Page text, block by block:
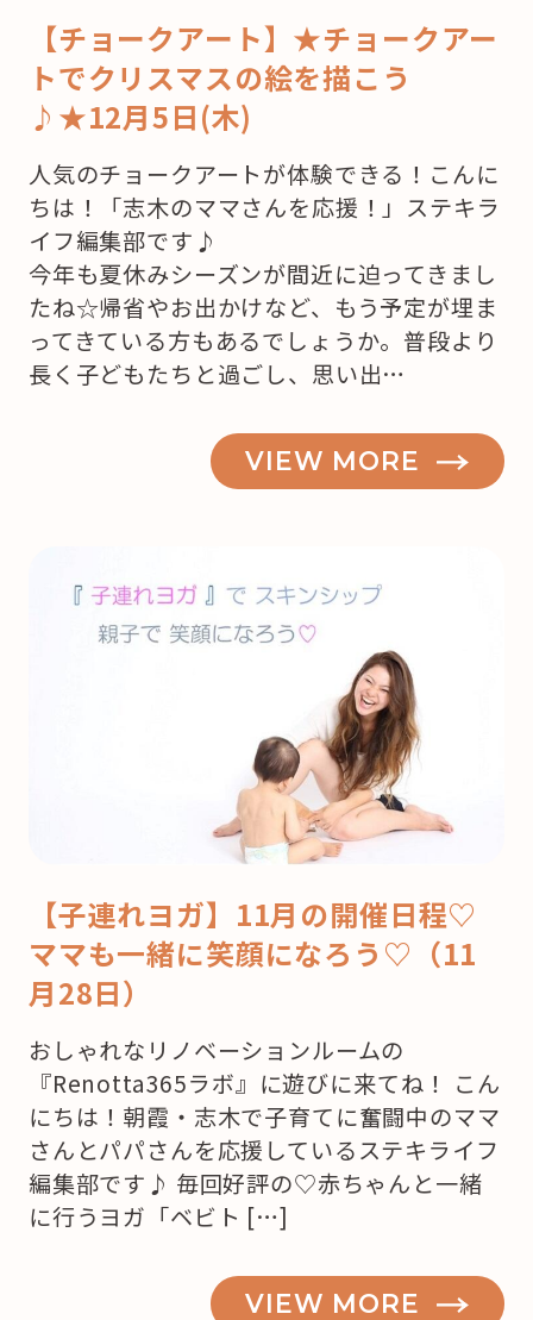
【チョークアート】★チョークアー
トでクリスマスの絵を描こう
♪★12月5日(木)
人気のチョークアートが体験できる！こんに
ちは！「志木のママさんを応援！」ステキラ
イフ編集部です♪
今年も夏休みシーズンが間近に迫ってきまし
たね☆帰省やお出かけなど、もう予定が埋ま
ってきている方もあるでしょうか。普段より
長く子どもたちと過ごし、思い出…
VIEW MORE
【子連れヨガ】11月の開催日程♡
ママも一緒に笑顔になろう♡（11
月28日）
おしゃれなリノベーションルームの
『Renotta365ラボ』に遊びに来てね！ こん
にちは！朝霞・志木で子育てに奮闘中のママ
さんとパパさんを応援しているステキライフ
編集部です♪ 毎回好評の♡赤ちゃんと一緒
に行うヨガ「ベビト […]
VIEW MORE